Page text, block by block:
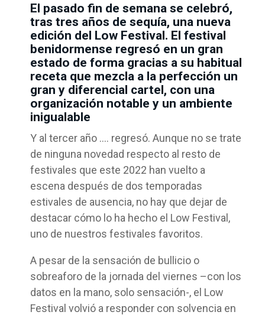
El pasado fin de semana se celebró,
tras tres años de sequía, una nueva
edición del Low Festival. El festival
benidormense regresó en un gran
estado de forma gracias a su habitual
receta que mezcla a la perfección un
gran y diferencial cartel, con una
organización notable y un ambiente
inigualable
Y al tercer año …. regresó. Aunque no se trate
de ninguna novedad respecto al resto de
festivales que este 2022 han vuelto a
escena después de dos temporadas
estivales de ausencia, no hay que dejar de
destacar cómo lo ha hecho el Low Festival,
uno de nuestros festivales favoritos.
A pesar de la sensación de bullicio o
sobreaforo de la jornada del viernes –con los
datos en la mano, solo sensación-, el Low
Festival volvió a responder con solvencia en